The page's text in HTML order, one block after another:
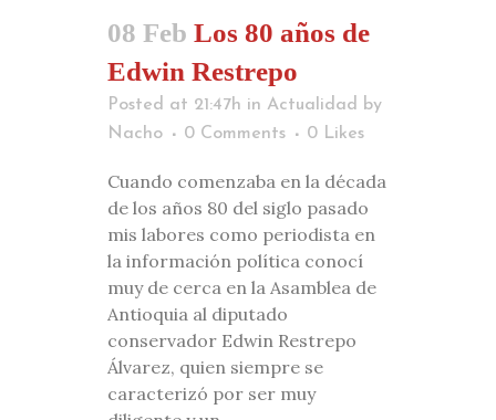
08 Feb Los 80 años de
Edwin Restrepo
Posted at 21:47h in Actualidad
by
Nacho
0 Comments 0 Likes
Cuando comenzaba en la década
de los años 80 del siglo pasado
mis labores como periodista en
la información política conocí
muy de cerca en la Asamblea de
Antioquia al diputado
conservador Edwin Restrepo
Álvarez, quien siempre se
caracterizó por ser muy